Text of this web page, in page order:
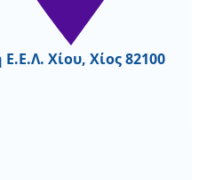
Χίου, Χίος 82100